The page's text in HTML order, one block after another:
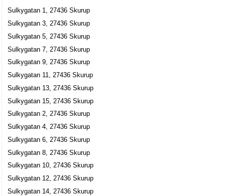
Sulkygatan 1, 27436 Skurup
Sulkygatan 3, 27436 Skurup
Sulkygatan 5, 27436 Skurup
Sulkygatan 7, 27436 Skurup
Sulkygatan 9, 27436 Skurup
Sulkygatan 11, 27436 Skurup
Sulkygatan 13, 27436 Skurup
Sulkygatan 15, 27436 Skurup
Sulkygatan 2, 27436 Skurup
Sulkygatan 4, 27436 Skurup
Sulkygatan 6, 27436 Skurup
Sulkygatan 8, 27436 Skurup
Sulkygatan 10, 27436 Skurup
Sulkygatan 12, 27436 Skurup
Sulkygatan 14, 27436 Skurup